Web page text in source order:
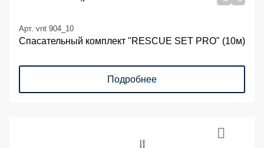
Арт. vnt 904_10
Спасательный комплект "RESCUE SET PRO" (10м)
Подробнее